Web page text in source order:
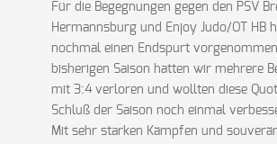
Für die Begegnungen gegen den PSV
Hermannsburg und Enjoy Judo/OT HB
nochmal einen Endspurt
bisherigen Saison hatten wir mehrere
mit 3:4 verloren und wollten diese
Schluß der Saison noch einmal
Mit sehr starken Kämpfen und